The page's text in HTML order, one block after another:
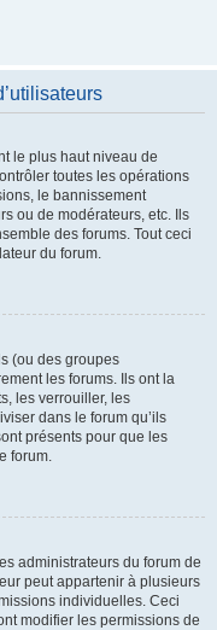
le plus haut niveau de
toutes les opérations
le bannissement
ou de modérateurs, etc. Ils
des forums. Tout ceci
du forum.
(ou des groupes
les forums. Ils ont la
les verrouiller, les
dans le forum qu’ils
présents pour que les
forum.
administrateurs du forum de
peut appartenir à plusieurs
individuelles. Ceci
modifier les permissions de